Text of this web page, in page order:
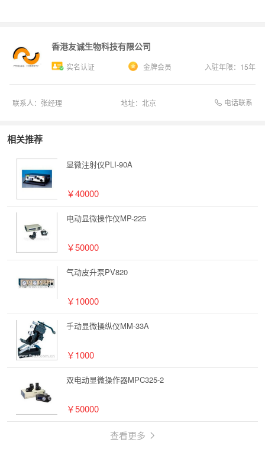
香港友诚生物科技有限公司
实名认证 金牌会员 入驻年限： 15年
联系人： 张经理 地址： 北京 电话联系
相关推荐
显微注射仪PLI-90A
￥40000
电动显微操作仪MP-225
￥50000
气动皮升泵PV820
￥10000
手动显微操纵仪MM-33A
￥1000
双电动显微操作器MPC325-2
￥50000
查看更多